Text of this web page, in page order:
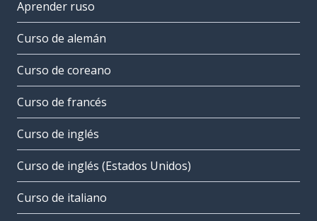
Aprender ruso
Curso de alemán
Curso de coreano
Curso de francés
Curso de inglés
Curso de inglés (Estados Unidos)
Curso de italiano